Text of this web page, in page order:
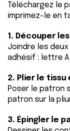
Téléchargez le
imprimez-le en
1. Découper
Joindre les
adhésif : lettre
2. Plier le
Poser le patron
patron sur la
3. Épingler le